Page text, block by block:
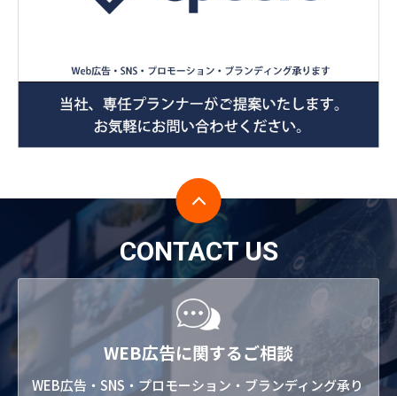
CONTACT US
WEB広告に関するご相談
WEB広告・SNS・プロモーション・ブランディング承り